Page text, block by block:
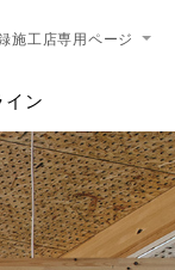
イン
施工店専用ページ